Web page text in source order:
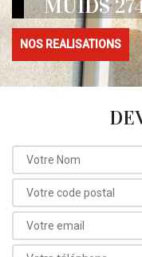
MUIDS
NOS REALISATIONS